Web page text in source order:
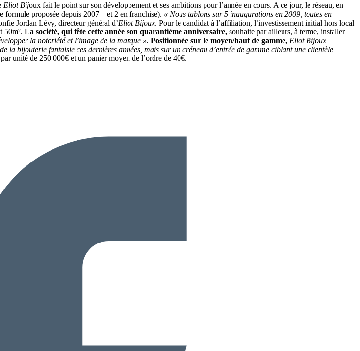
Eliot Bijoux fait le point sur son développement et ses ambitions pour l’année en cours. A ce jour, le réseau, en
proposée depuis 2007 – et 2 en franchise). « Nous tablons sur 5 inaugurations en 2009, toutes en
Jordan Lévy, directeur général d’Eliot Bijoux. Pour le candidat à l’affiliation, l’investissement initial hors local
50m². La société, qui fête cette année son quarantième anniversaire, souhaite par ailleurs, à terme, installer
la notoriété et l’image de la marque ». Positionnée sur le moyen/haut de gamme, Eliot Bijoux
la bijouterie fantaisie ces dernières années, mais sur un créneau d’entrée de gamme ciblant une clientèle
unité de 250 000€ et un panier moyen de l’ordre de 40€.